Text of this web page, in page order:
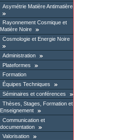
Asymétrie Matière Antimatière
Rayonnement Cosmique et
Matière Noire
Cosmologie et Energie Noire
Administration
Plateformes
Formation
Équipes Techniques
Séminaires et conférences
Thèses, Stages, Formation et
Enseignement
Communication et
documentation
Valorisation